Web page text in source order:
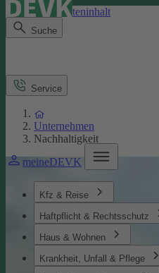
Direkt zum Seiteninhalt
Suche
meineDEVK
Kfz & Reise
Haftpflicht & Rechtsschutz
Haus & Wohnen
Krankheit, Unfall & Pflege
Service
Unternehmen
Nachhaltigkeit